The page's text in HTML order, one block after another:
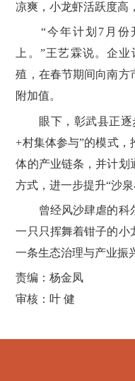
凉爽，小龙虾活跃度高
“今年计划7月份开
上。”王艺霖说。企
殖，在春节期间向南方
附加值。
眼下，彰武县正逐
+村集体参与”的模式
体的产业链条，并计划
方式，进一步提升“沙泉
曾经风沙肆虐的科尔
一只只挥舞着钳子的小
一条生态治理与产业振
责编：杨金凤
审核：叶 健